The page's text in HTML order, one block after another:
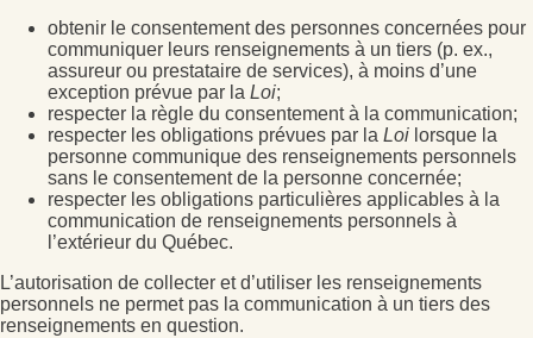
obtenir le consentement des personnes concernées pour
communiquer leurs renseignements à un tiers (p. ex.,
assureur ou prestataire de services), à moins d’une
exception prévue par la Loi;
respecter la règle du consentement à la communication;
respecter les obligations prévues par la Loi lorsque la
personne communique des renseignements personnels
sans le consentement de la personne concernée;
respecter les obligations particulières applicables à la
communication de renseignements personnels à
l’extérieur du Québec.
L’autorisation de collecter et d’utiliser les renseignements
personnels ne permet pas la communication à un tiers des
renseignements en question.